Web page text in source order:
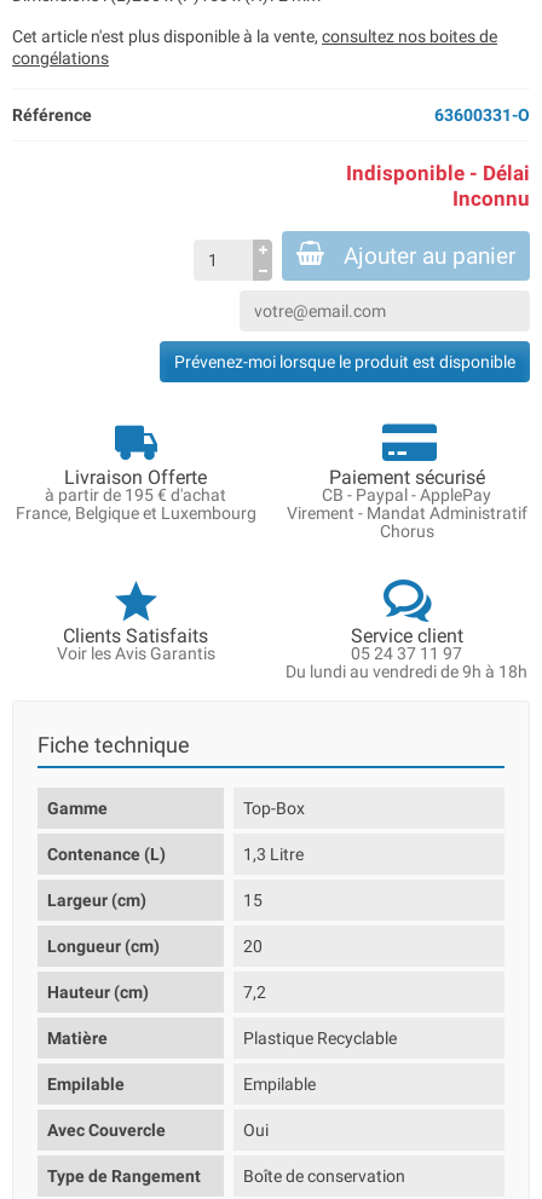
Cet article n'est plus disponible à la vente, consultez nos boites de
congélations
Référence 63600331-O
Indisponible - Délai
Inconnu
Ajouter au panier
Prévenez-moi lorsque le produit est disponible
Livraison Offerte
à partir de 195 € d'achat
France, Belgique et Luxembourg
Paiement sécurisé
CB - Paypal - ApplePay
Virement - Mandat Administratif
Chorus
Clients Satisfaits
Voir les Avis Garantis
Service client
05 24 37 11 97
Du lundi au vendredi de 9h à 18h
Fiche technique
Gamme Top-Box
Contenance (L) 1,3 Litre
Largeur (cm) 15
Longueur (cm) 20
Hauteur (cm) 7,2
Matière Plastique Recyclable
Empilable Empilable
Avec Couvercle Oui
Type de Rangement Boîte de conservation